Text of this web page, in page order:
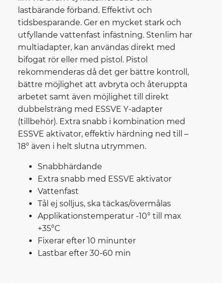
lastbärande förband. Effektivt och
tidsbesparande. Ger en mycket stark och
utfyllande vattenfast infästning. Stenlim har
multiadapter, kan användas direkt med
bifogat rör eller med pistol. Pistol
rekommenderas då det ger bättre kontroll,
bättre möjlighet att avbryta och återuppta
arbetet samt även möjlighet till direkt
dubbelsträng med ESSVE Y-adapter
(tillbehör). Extra snabb i kombination med
ESSVE aktivator, effektiv härdning ned till –
18° även i helt slutna utrymmen.
Snabbhärdande
Extra snabb med ESSVE aktivator
Vattenfast
Tål ej solljus, ska täckas/övermålas
Applikationstemperatur -10° till max
+35°C
Fixerar efter 10 minunter
Lastbar efter 30-60 min